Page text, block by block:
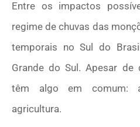
Entre os impactos
regime de chuvas das
temporais no Sul do
Grande do Sul. Apesar de
têm algo em comum:
agricultura.